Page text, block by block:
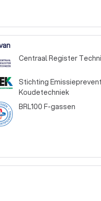
Centraal Register
Stichting
Koudetechniek
BRL100 F-gassen